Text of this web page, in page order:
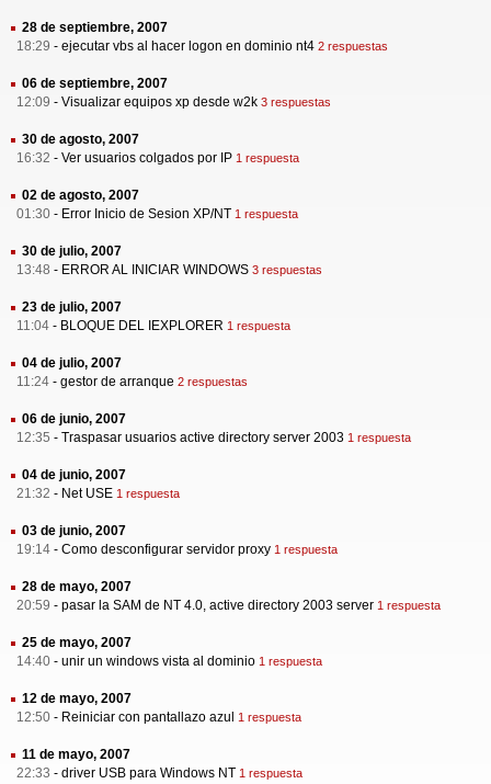
28 de septiembre, 2007
18:29 - ejecutar vbs al hacer logon en dominio nt4 2 respuestas
06 de septiembre, 2007
12:09 - Visualizar equipos xp desde w2k 3 respuestas
30 de agosto, 2007
16:32 - Ver usuarios colgados por IP 1 respuesta
02 de agosto, 2007
01:30 - Error Inicio de Sesion XP/NT 1 respuesta
30 de julio, 2007
13:48 - ERROR AL INICIAR WINDOWS 3 respuestas
23 de julio, 2007
11:04 - BLOQUE DEL IEXPLORER 1 respuesta
04 de julio, 2007
11:24 - gestor de arranque 2 respuestas
06 de junio, 2007
12:35 - Traspasar usuarios active directory server 2003 1 respuesta
04 de junio, 2007
21:32 - Net USE 1 respuesta
03 de junio, 2007
19:14 - Como desconfigurar servidor proxy 1 respuesta
28 de mayo, 2007
20:59 - pasar la SAM de NT 4.0, active directory 2003 server 1 respuesta
25 de mayo, 2007
14:40 - unir un windows vista al dominio 1 respuesta
12 de mayo, 2007
12:50 - Reiniciar con pantallazo azul 1 respuesta
11 de mayo, 2007
22:33 - driver USB para Windows NT 1 respuesta